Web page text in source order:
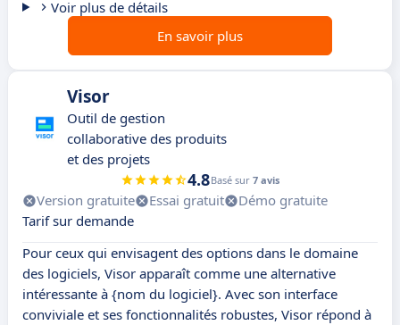
Voir plus de détails
En savoir plus
Visor
Outil de gestion
collaborative des produits
et des projets
4.8Basé sur 7 avis
Version gratuite Essai gratuit
Démo gratuite
Tarif sur demande
Pour ceux qui envisagent des options dans le domaine
des logiciels, Visor apparaît comme une alternative
intéressante à {nom du logiciel}. Avec son interface
conviviale et ses fonctionnalités robustes, Visor répond à